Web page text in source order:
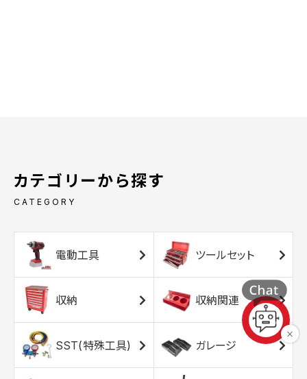
カテゴリーから探す
CATEGORY
電動工具 ツールセット
収納 収納関連
SST(特殊工具) ガレージ